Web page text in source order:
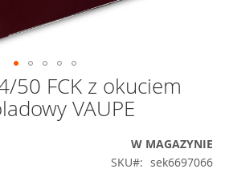
50 FCK z okuciem
VAUPE
W MAGAZYNIE
SKU
sek6697066